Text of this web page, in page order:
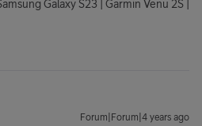
Galaxy S23 | Garmin Venu 2S |
Forum|Forum|4 years ago